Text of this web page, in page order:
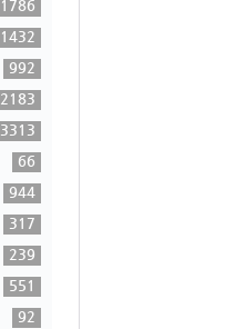
1786
1432
992
2183
3313
66
944
317
239
551
92